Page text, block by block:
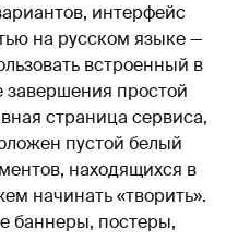
интерфейс
на русском языке —
встроенный в
завершения простой
страница сервиса,
пустой белый
находящихся в
начинать «творить».
баннеры, постеры,